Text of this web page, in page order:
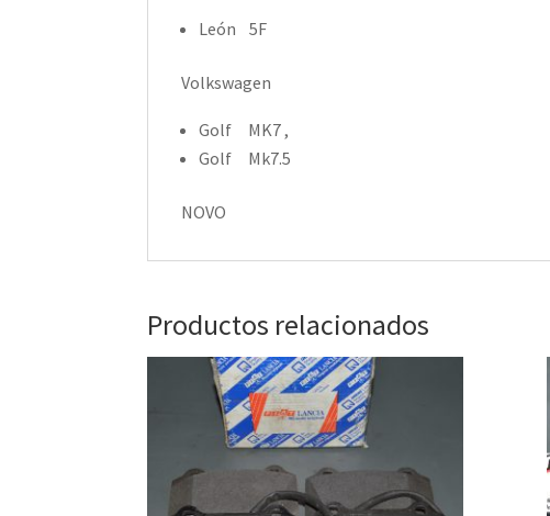
León 5F
Volkswagen
Golf MK7 ,
Golf Mk7.5
NOVO
Productos relacionados